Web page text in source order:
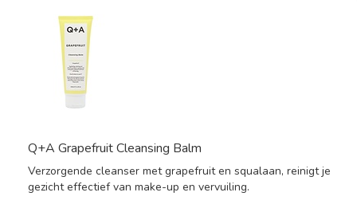
Q+A Grapefruit Cleansing Balm
Verzorgende cleanser met grapefruit en squalaan, reinigt je
gezicht effectief van make-up en vervuiling.